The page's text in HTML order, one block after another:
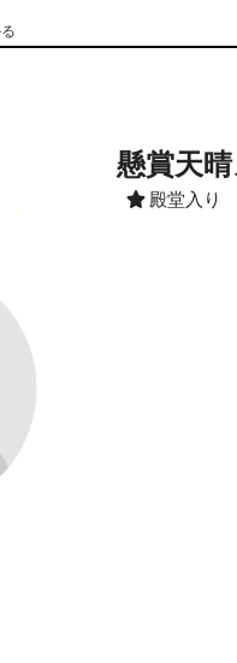
懸賞天
殿堂入り